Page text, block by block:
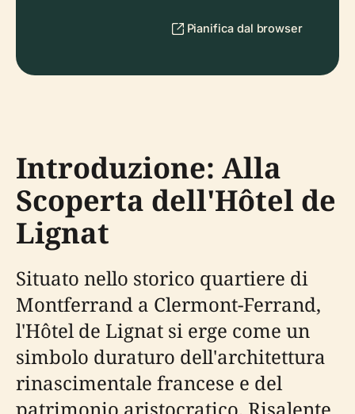
Pianifica dal browser
Introduzione: Alla
Scoperta dell'Hôtel de
Lignat
Situato nello storico quartiere di
Montferrand a Clermont-Ferrand,
l'Hôtel de Lignat si erge come un
simbolo duraturo dell'architettura
rinascimentale francese e del